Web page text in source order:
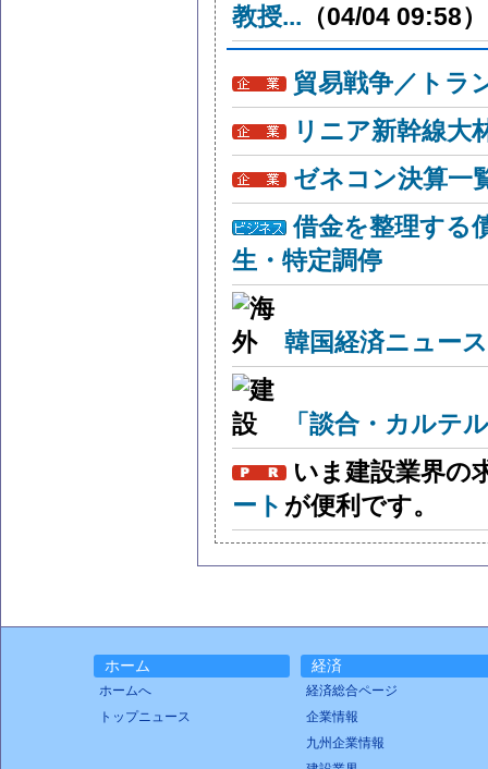
教授... （04/04 09:58）
貿易戦争／トラ
リニア新幹線大
ゼネコン決算一
借金を整理する
生・特定調停
韓国経済ニュー
「談合・カルテ
いま建設業界の
ート が便利です。
ホーム
ホームへ
トップニュース
経済
経済総合ページ
企業情報
九州企業情報